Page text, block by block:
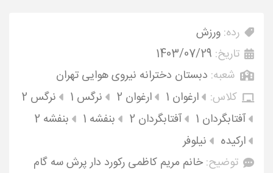
رده: ورزش
تاریخ: 1403/07/29
شعبه: دبستان دخترانه نیروی هوایی تهران
کلاس:
ارغوان 1 ارغوان 2 نرگس 1
نرگس 2
آفتابگردان 1
آفتابگردان 2 بنفشه 1
بنفشه 2
ارکیده
نیلوفر
توضیح: خانم مریم کاظمی رکورد دار پرش سه گام